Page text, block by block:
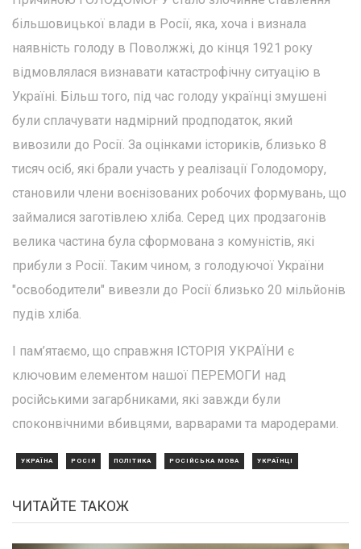
більшовицької влади в Росії, яка, хоча і визнала
наявність голоду в Поволжжі, до кінця 1921 року
відмовлялася визнавати катастрофічну ситуацію в
Україні. Більш того, під час голоду українці змушені
були сплачувати надмірний продподаток, який
вивозили до Росії. За оцінками істориків, близько 8
тисяч осіб, які брали участь у реалізації Голодомору,
становили члени воєнізованих робочих формувань, що
займалися заготівлею хліба. Серед цих продзагонів
велика частина була сформована з комуністів, які
прибули з Росії. Таким чином, з голодуючої України
"освободители" вивезли до Росії близько 20 мільйонів
пудів хліба.
І пам’ятаємо, що справжня ІСТОРІЯ УКРАЇНИ є
ключовим елементом нашої ПЕРЕМОГИ над
російськими загарбниками, які завжди були
споконвічними вбивцями, варварами та мародерами.
УКРАЇНА РОСІЯ ПОЛІТИКА РОСІЙСЬКА МОВА УКРАЇНЦІ
ЧИТАЙТЕ ТАКОЖ